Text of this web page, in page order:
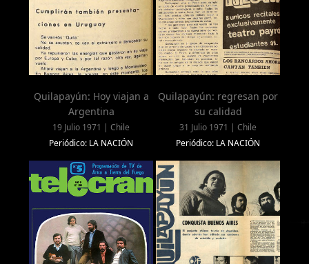
Quilapayún: Hoy viajan a
Argentina
19 Julio 1971 | Chile
Periódico: LA NACIÓN
Quilapayún: regresan por
su calidad
31 Julio 1971 | Chile
Periódico: LA NACIÓN